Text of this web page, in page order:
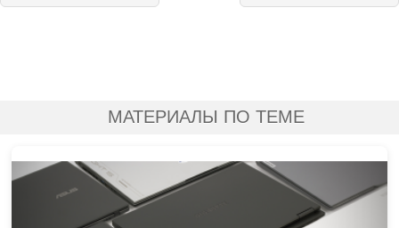
МАТЕРИАЛЫ ПО ТЕМЕ